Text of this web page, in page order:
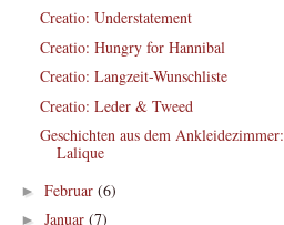
Creatio: Understatement
Creatio: Hungry for Hannibal
Creatio: Langzeit-Wunschliste
Creatio: Leder & Tweed
Geschichten aus dem Ankleidezimmer:
Lalique
► Februar (6)
► Januar (7)